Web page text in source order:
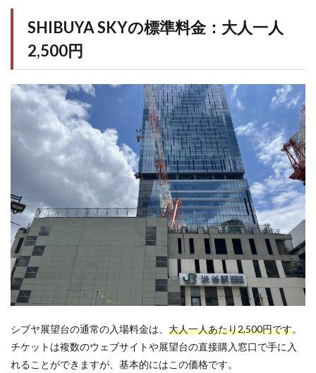
SHIBUYA SKYの標準料金：大人一人
2,500円
シブヤ展望台の通常の入場料金は、 大人一人あたり2,500円です。
チケットは複数のウェブサイトや展望台の直接購入窓口で手に入
れることができますが、基本的にはこの価格です。